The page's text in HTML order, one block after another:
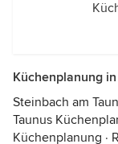
Küchenplanung
Steinbach am
Taunus
Küchenplanung ·